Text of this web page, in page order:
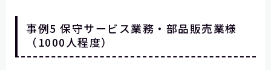
事例5 保守サービス業務・部品販売業様
（1000人程度）